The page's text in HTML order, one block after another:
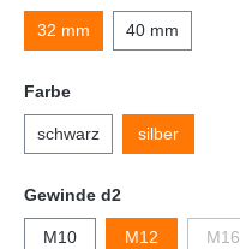
32 mm 40 mm
Farbe
schwarz silber
Gewinde d2
M10 M12 M16